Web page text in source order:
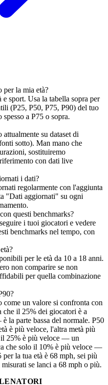
per la mia età?
sport. Usa la tabella sopra per
(P25, P50, P75, P90) del tuo
a P75 o sopra.
su dataset di
sotto). Man mano che
sostituiremo
con dati live
i dati?
regolarmente con l'aggiunta
"Dati aggiornati" su ogni
questi benchmarks?
i tuoi giocatori e vedere
benchmarks nel tempo, con
per le età da 10 a 18 anni.
non comparire se non
per quella combinazione
come un valore si confronta con
il 25% dei giocatori è a
la parte bassa del normale. P50
è più veloce, l'altra metà più
il 25% è più veloce — un
che solo il 10% è più veloce —
la tua età è 68 mph, sei più
se lanci a 68 mph o più.